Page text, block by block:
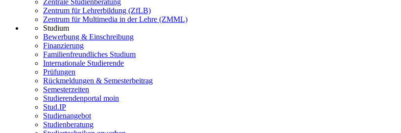
Zentrum für Lehrerbildung (ZfLB)
Zentrum für Multimedia in der Lehre (ZMML)
Studium
Bewerbung & Einschreibung
Finanzierung
Familienfreundliches Studium
Internationale Studierende
Prüfungen
Rückmeldungen & Semesterbeitrag
Semesterzeiten
Studierendenportal moin
Stud.IP
Studienangebot
Studienberatung